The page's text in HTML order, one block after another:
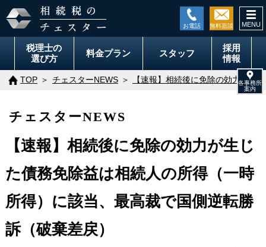
税理士の
選び方
料金プラン スタッフ
採用
情報
TOP チェスターNEWS 【速報】相続後に免除の効力が生
チェスターNEWS
【速報】相続後に免除の効力が生じ
た債務免除益は相続人の所得（一時
所得）に該当、最高裁で国側逆転勝
訴（破棄差戻）